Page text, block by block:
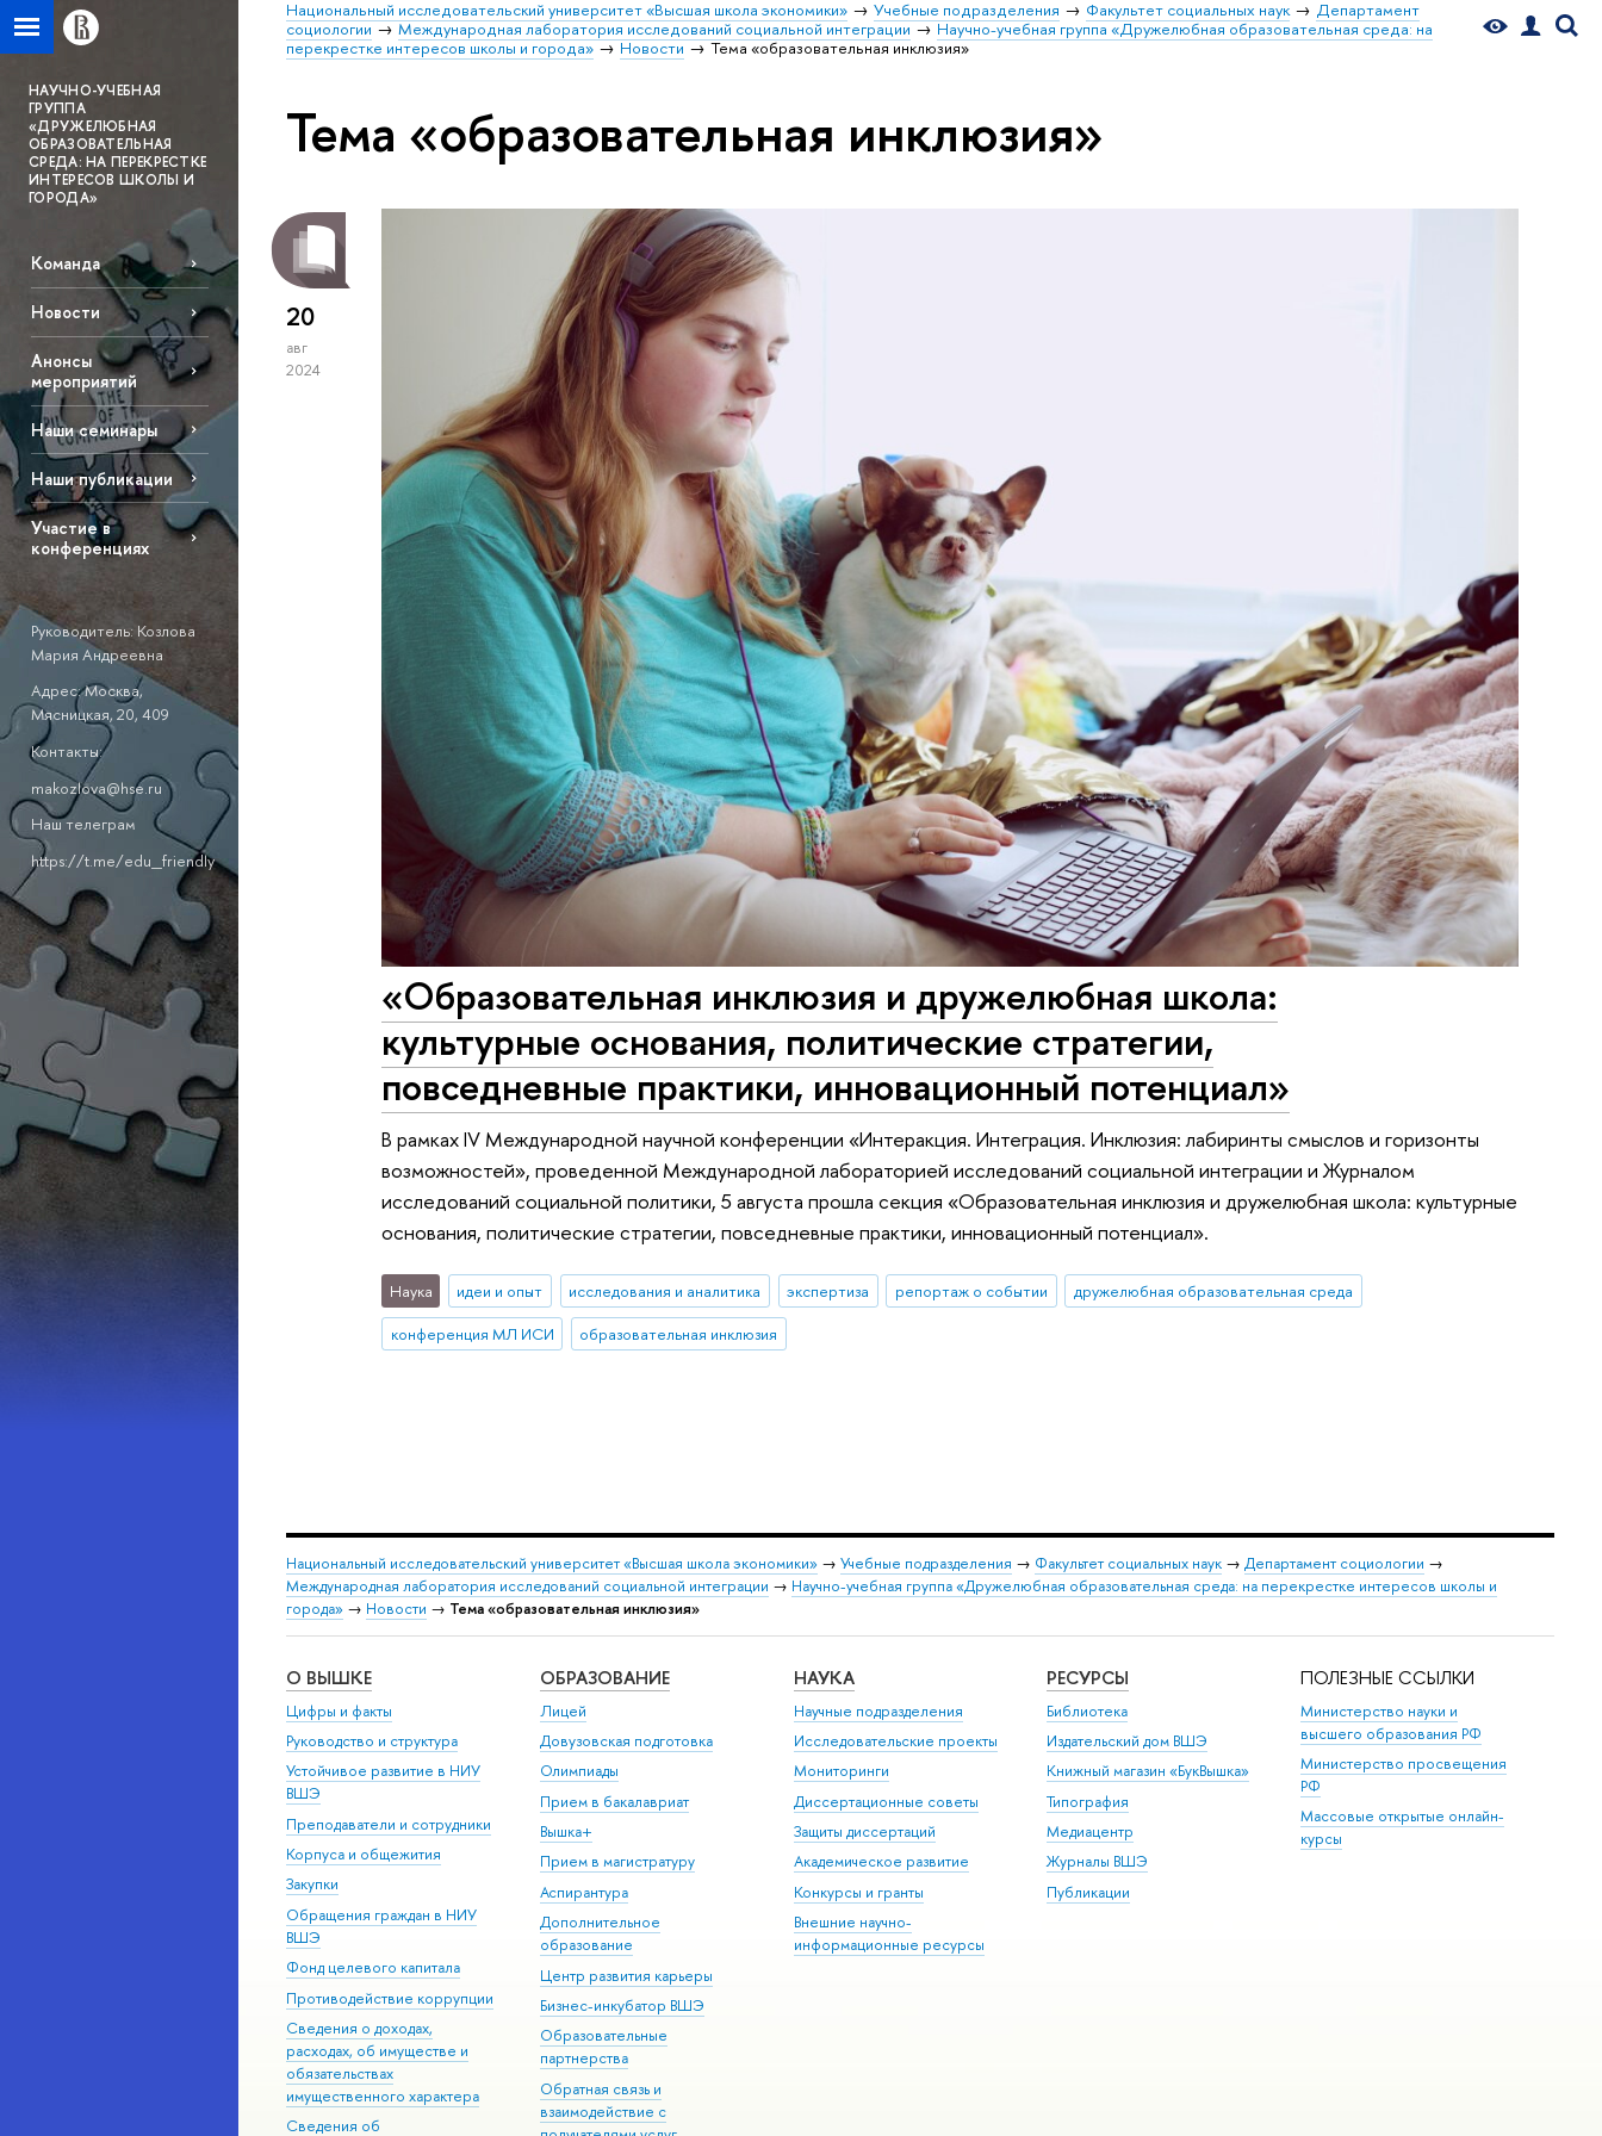
Национальный исследовательский университет «Высшая школа экономики» Учебные подразделения Факультет социальных наук
Департамент
социологии
Международная лаборатория исследований социальной интеграции
Научно-учебная группа «Дружелюбная образовательная среда: на
перекрестке интересов школы и города»
Новости Тема «образовательная инклюзия»
НАУЧНО-УЧЕБНАЯ
ГРУППА
«ДРУЖЕЛЮБНАЯ
ОБРАЗОВАТЕЛЬНАЯ
СРЕДА: НА ПЕРЕКРЕСТКЕ
ИНТЕРЕСОВ ШКОЛЫ И
ГОРОДА»
Команда
Новости
Анонсы
мероприятий
Наши семинары
Наши публикации
Участие в
конференциях
Руководитель: Козлова
Мария Андреевна
Адрес: Москва,
Мясницкая, 20, 409
Контакты:
makozlova@hse.ru
Наш телеграм
https://t.me/edu_friendly
Тема «образовательная инклюзия»
20
авг
2024
«Образовательная инклюзия и дружелюбная школа:
культурные основания, политические стратегии,
повседневные практики, инновационный потенциал»
В рамках IV Международной научной конференции «Интеракция. Интеграция. Инклюзия: лабиринты смыслов и горизонты
возможностей», проведенной Международной лабораторией исследований социальной интеграции и Журналом
исследований социальной политики, 5 августа прошла секция «Образовательная инклюзия и дружелюбная школа: культурные
основания, политические стратегии, повседневные практики, инновационный потенциал».
Наука идеи и опыт исследования и аналитика экспертиза репортаж о событии
дружелюбная образовательная среда
конференция МЛ ИСИ
образовательная инклюзия
Национальный исследовательский университет «Высшая школа экономики» → Учебные подразделения → Факультет социальных наук → Департамент социологии →
Международная лаборатория исследований социальной интеграции → Научно-учебная группа «Дружелюбная образовательная среда: на перекрестке интересов школы и
города» → Новости → Тема «образовательная инклюзия»
О ВЫШКЕ
Цифры и факты
Руководство и структура
Устойчивое развитие в НИУ
ВШЭ
Преподаватели и сотрудники
Корпуса и общежития
Закупки
Обращения граждан в НИУ
ВШЭ
Фонд целевого капитала
Противодействие коррупции
Сведения о доходах,
расходах, об имуществе и
обязательствах
имущественного характера
Сведения об
ОБРАЗОВАНИЕ
Лицей
Довузовская подготовка
Олимпиады
Прием в бакалавриат
Вышка+
Прием в магистратуру
Аспирантура
Дополнительное
образование
Центр развития карьеры
Бизнес-инкубатор ВШЭ
Образовательные
партнерства
Обратная связь и
взаимодействие с
НАУКА
Научные подразделения
Исследовательские проекты
Мониторинги
Диссертационные советы
Защиты диссертаций
Академическое развитие
Конкурсы и гранты
Внешние научно-
информационные ресурсы
РЕСУРСЫ
Библиотека
Издательский дом ВШЭ
Книжный магазин «БукВышка»
Типография
Медиацентр
Журналы ВШЭ
Публикации
ПОЛЕЗНЫЕ ССЫЛКИ
Министерство науки и
высшего образования РФ
Министерство просвещения
РФ
Массовые открытые онлайн-
курсы